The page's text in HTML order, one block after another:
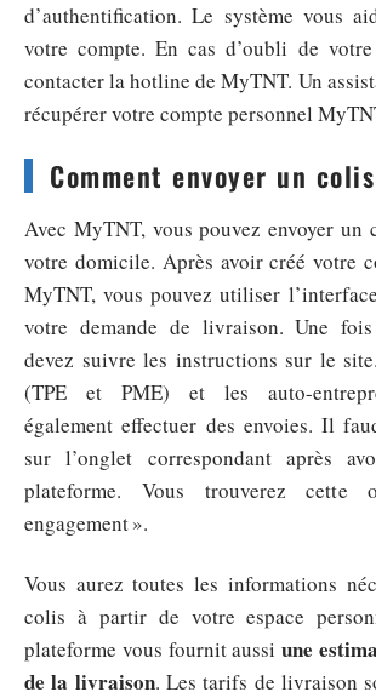
d’authentification. Le système vous
votre compte. En cas d’oubli de
contacter la hotline de MyTNT. Un
récupérer votre compte personnel
Comment envoyer un
Avec MyTNT, vous pouvez envoyer un
votre domicile. Après avoir créé votre
MyTNT, vous pouvez utiliser
votre demande de livraison. Une
devez suivre les instructions sur le
(TPE et PME) et les auto-
également effectuer des envoies. Il
sur l’onglet correspondant après
plateforme. Vous trouverez cette
engagement ».
Vous aurez toutes les informations
colis à partir de votre espace
plateforme vous fournit aussi une
de la livraison. Les tarifs de livraison